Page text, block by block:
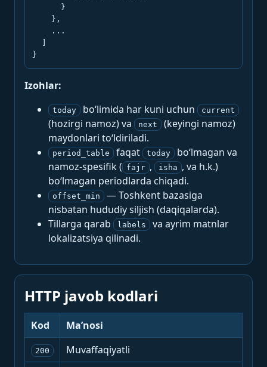
      }
    },
    ...
}
Izohlar:
today bo‘limida har kuni uchun current
(hozirgi namoz) va next
(keyingi namoz)
maydonlari to‘ldiriladi.
period_table faqat today
bo‘lmagan va
namoz-spesifik ( fajr , isha , va h.k.)
bo‘lmagan periodlarda chiqadi.
offset_min
— Toshkent bazasiga
nisbatan hududiy siljish (daqiqalarda).
Tillarga qarab
labels
va ayrim matnlar
lokalizatsiya qilinadi.
HTTP javob kodlari
Kod Ma’nosi
200 Muvaffaqiyatli